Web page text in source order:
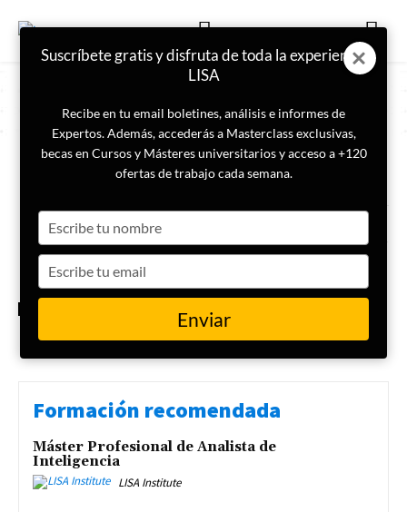
ETIQUETA
Tomorrowland
Bélgica interroga a dos
soldados israelíes presentes en
Tomorrowland por presuntos
crímenes de guerra
Formación recomendada
Máster Profesional de Analista de
Inteligencia
LISA Institute
Suscríbete gratis y disfruta de toda la experiencia
LISA
Recibe en tu email boletines, análisis e informes de
Expertos. Además, accederás a Masterclass exclusivas,
becas en Cursos y Másteres universitarios y acceso a +120
ofertas de trabajo cada semana.
your
name
your
email
Enviar